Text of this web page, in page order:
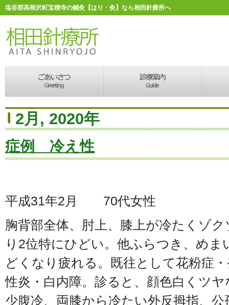
塩谷郡高根沢町宝積寺の鍼灸【はり・灸】なら相田針療所へ
2月, 2020年
症例 冷え性
平成31年2月 70代女性
胸背部全体、肘上、膝上が冷たくゾ
り2位特にひどい。他ふらつき、めま
どくなり疲れる。既往として花粉症
性炎・白内障。診ると、顔色白くツ
少腹冷、両膝から冷たい外反拇指、